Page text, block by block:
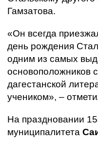
Гамзатова.
«Он всегда
день рождения
одним из самых
основоположников
дагестанской
учеником», –
На праздновании
муниципалитета